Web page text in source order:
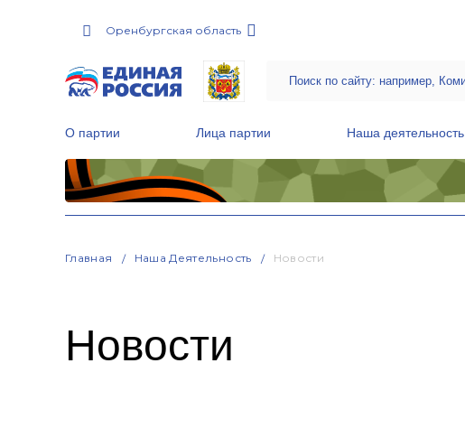
Оренбургская область
О партии Лица партии Наша деятельность
Главная Наша Деятельность Новости
Новости